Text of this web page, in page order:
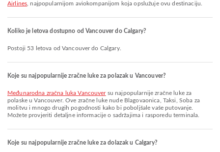
Airlines , najpopularnijom aviokompanijom koja opslužuje ovu destinaciju.
Koliko je letova dostupno od Vancouver do Calgary?
Postoji 53 letova od Vancouver do Calgary.
Koje su najpopularnije zračne luke za polazak u Vancouver?
Međunarodna zračna luka Vancouversu najpopularnije zračne luke za
polaske u Vancouver. Ove zračne luke nude Blagovaonica, Taksi, Soba za
molitvu i mnogo drugih pogodnosti kako bi poboljšale vaše putovanje.
Možete provjeriti detaljne informacije o sadržajima i rasporedu terminala.
Koje su najpopularnije zračne luke za dolazak u Calgary?